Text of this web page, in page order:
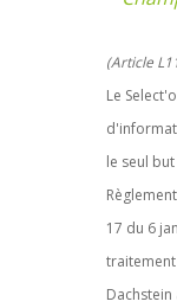
(Article
Le
le seul
17 du 6